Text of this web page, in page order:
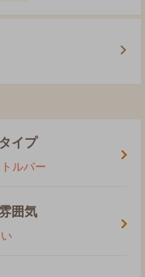
イプ
ルバー
囲気